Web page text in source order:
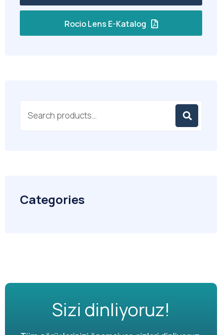
Rocio Lens E-Katalog
Categories
Sizi dinliyoruz!